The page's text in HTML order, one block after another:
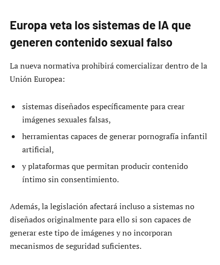
Europa veta los sistemas de IA que
generen contenido sexual falso
La nueva normativa prohibirá comercializar dentro de la
Unión Europea:
sistemas diseñados específicamente para crear
imágenes sexuales falsas,
herramientas capaces de generar pornografía infantil
artificial,
y plataformas que permitan producir contenido
íntimo sin consentimiento.
Además, la legislación afectará incluso a sistemas no
diseñados originalmente para ello si son capaces de
generar este tipo de imágenes y no incorporan
mecanismos de seguridad suficientes.